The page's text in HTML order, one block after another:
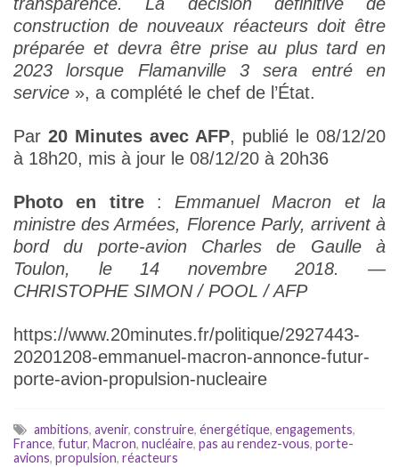
construction de nouveaux réacteurs doit être
préparée et devra être prise au plus tard en
2023 lorsque Flamanville 3 sera entré en
service », a complété le chef de l’État.
Par 20 Minutes avec AFP, publié le 08/12/20
à 18h20, mis à jour le 08/12/20 à 20h36
Photo en titre: Emmanuel Macron et la
ministre des Armées, Florence Parly, arrivent à
bord du porte-avion Charles de Gaulle à
Toulon, le 14 novembre 2018. —
CHRISTOPHE SIMON / POOL / AFP
https://www.20minutes.fr/politique/2927443-
20201208-emmanuel-macron-annonce-futur-
porte-avion-propulsion-nucleaire
ambitions, avenir, construire, énergétique, engagements,
France, futur, Macron, nucléaire, pas au rendez-vous, porte-
avions, propulsion, réacteurs